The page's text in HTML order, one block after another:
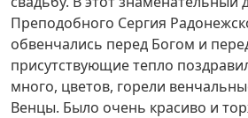
Преподобного Сергия
обвенчались перед Богом и
присутствующие тепло
много, цветов, горели
Венцы. Было очень красиво и